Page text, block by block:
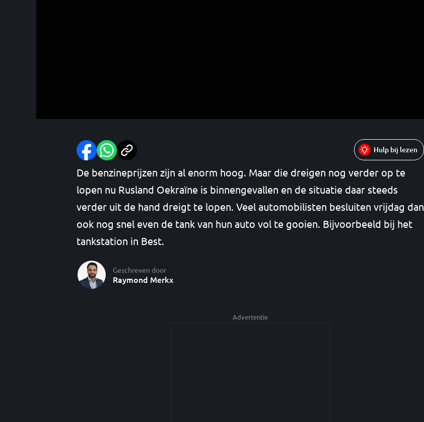
Hulp bij lezen
De benzineprijzen zijn al enorm hoog. Maar die dreigen nog verder op te
lopen nu Rusland Oekraïne is binnengevallen en de situatie daar steeds
verder uit de hand dreigt te lopen. Veel automobilisten besluiten vrijdag dan
ook nog snel even de tank van hun auto vol te gooien. Bijvoorbeeld bij het
tankstation in Best.
Geschreven door
Raymond Merkx
Advertentie